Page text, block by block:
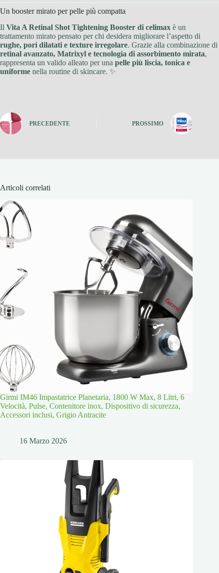
Un booster mirato per pelle più compatta
Il Vita A Retinal Shot Tightening Booster di celimax è un
trattamento mirato pensato per chi desidera migliorare l’aspetto di
rughe, pori dilatati e texture irregolare. Grazie alla combinazione di
retinal avanzato, Matrixyl e tecnologia di assorbimento mirata,
rappresenta un valido alleato per una pelle più liscia, tonica e
uniforme nella routine di skincare. ✨
PRECEDENTE PROSSIMO
Articoli correlati
Girmi IM46 Impastatrice Planetaria, 1800 W Max, 8 Litri, 6
Velocità, Pulse, Contenitore inox, Dispositivo di sicurezza,
Accessori inclusi, Grigio Antracite
16 Marzo 2026